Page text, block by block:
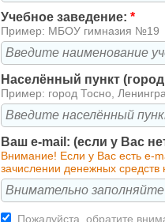
Учебное заведение: *
Пример: МБОУ гимназия №19
Населённый пункт
Пример: город Тосно,
Ваш e-mail: (если у Вас
Внимание! Если у Вас есть e-
зачислении денежных средств
Пожалуйста, обратите